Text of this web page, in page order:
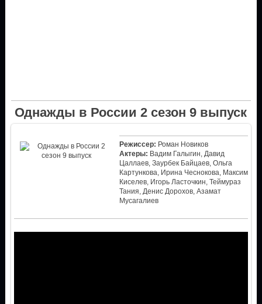
Однажды в России 2 сезон 9 выпуск
Режиссер: Роман Новиков
Актеры: Вадим Галыгин, Давид
Цаллаев, Заурбек Байцаев, Ольга
Картункова, Ирина Чеснокова, Максим
Киселев, Игорь Ласточкин, Теймураз
Тания, Денис Дорохов, Азамат
Мусагалиев